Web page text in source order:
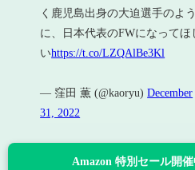
く鹿児島出身の大迫選手のよう
に、日本代表のFWになってほ
いhttps://t.co/LZQAlBe3Kl
— 窪田 薫 (@kaoryu)December
31, 2022
Amazon 特別セール開催